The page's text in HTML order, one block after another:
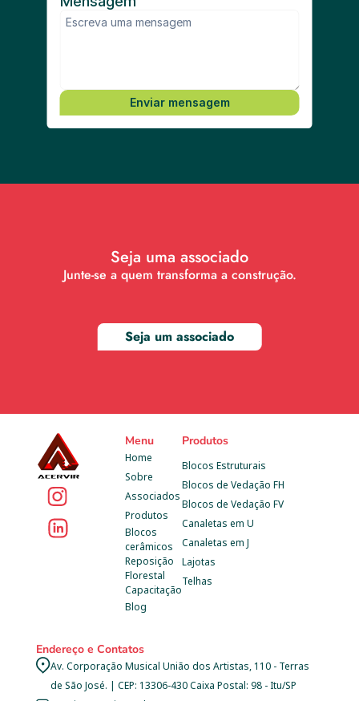
Menu
Home
Sobre
Blog
Associados
Produtos
Blocos
cerâmicos
Reposição
Florestal
Capacitação
Produtos
Blocos Estruturais
Blocos de Vedação FH
Blocos de Vedação FV
Canaletas em U
Canaletas em J
Lajotas
Telhas
Endereço e Contatos
Av. Corporação Musical União dos Artistas, 110 - Terras
de São José. | CEP: 13306-430 Caixa Postal: 98 - Itu/SP
Enviar mensagem
Seja uma associado
Junte-se a quem transforma a construção.
Seja um associado